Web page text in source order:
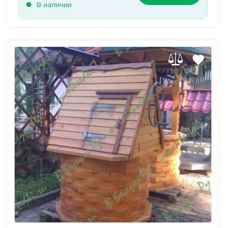
В наличии